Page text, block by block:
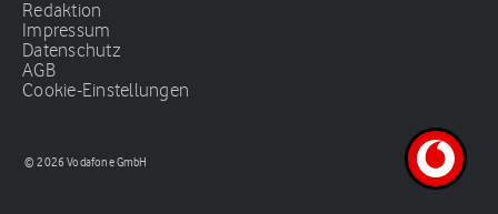
Redaktion
Impressum
Datenschutz
AGB
Cookie-Einstellungen
© 2026 Vodafone GmbH